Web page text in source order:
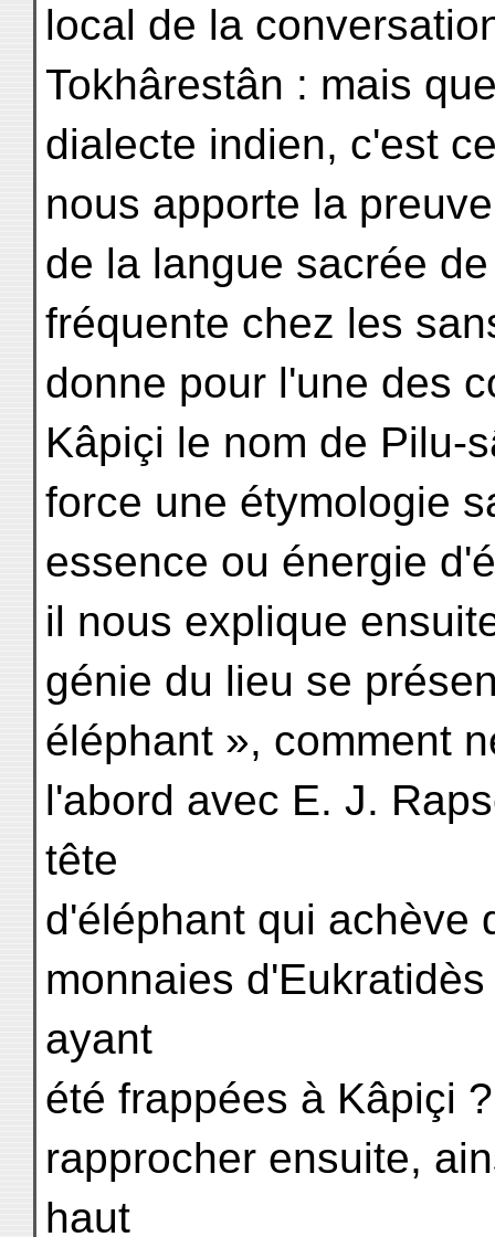
local de la
Tokhârestân : mais
dialecte indien, c'est
nous apporte la
de la langue sacrée
fréquente chez les
donne pour l'une des
Kâpiçi le nom de Pilu-
force une étymologie
essence ou énergie
il nous explique
génie du lieu se
éléphant », comment
l'abord avec E. J.
tête
d'éléphant qui achève
monnaies
ayant
été frappées à Kâpiçi
rapprocher ensuite,
haut